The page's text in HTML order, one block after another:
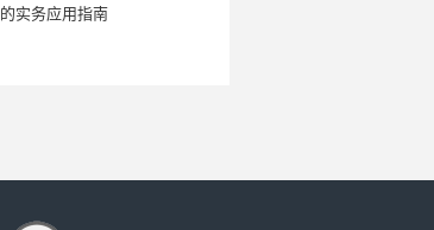
的实务应用指南